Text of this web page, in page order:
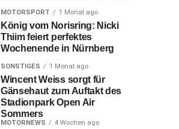
MOTORSPORT 1 Monat ago
König vom Norisring: Nicki
Thiim feiert perfektes
Wochenende in Nürnberg
SONSTIGES 1 Monat ago
Wincent Weiss sorgt für
Gänsehaut zum Auftakt des
Stadionpark Open Air
Sommers
MOTORNEWS 4 Wochen ago